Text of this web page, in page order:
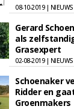
08-10-2019 | NIEUWS
Gerard
als
Grasexpert
02-08-2019 | NIEUWS
Schoenaker
Ridder en
Groenmakers